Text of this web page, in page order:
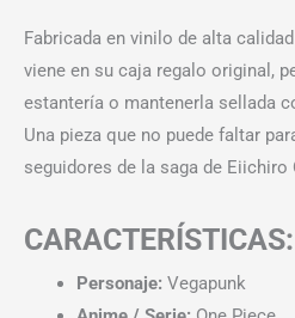
Fabricada en vinilo de alta
viene en su caja regalo original,
estantería o mantenerla sellada
Una pieza que no puede faltar
seguidores de la saga de Eiichiro
CARACTERÍSTICAS:
Personaje: Vegapunk